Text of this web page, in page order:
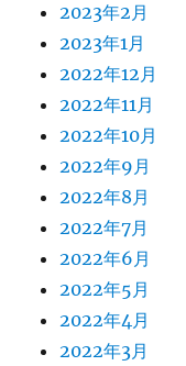
2023年2月
2023年1月
2022年12月
2022年11月
2022年10月
2022年9月
2022年8月
2022年7月
2022年6月
2022年5月
2022年4月
2022年3月